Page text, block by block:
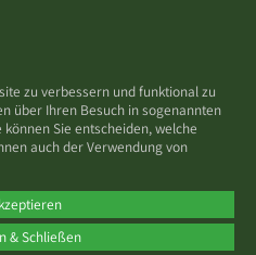
& Schließen
zu verbessern und funktional zu
über Ihren Besuch in sogenannten
Sie entscheiden, welche
auch der Verwendung von